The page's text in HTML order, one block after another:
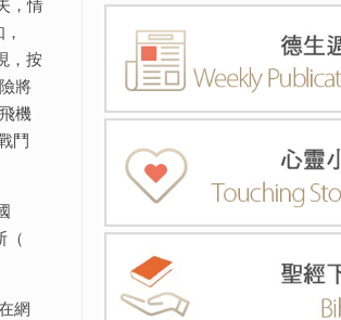
，按
將
機
鬥
（
網